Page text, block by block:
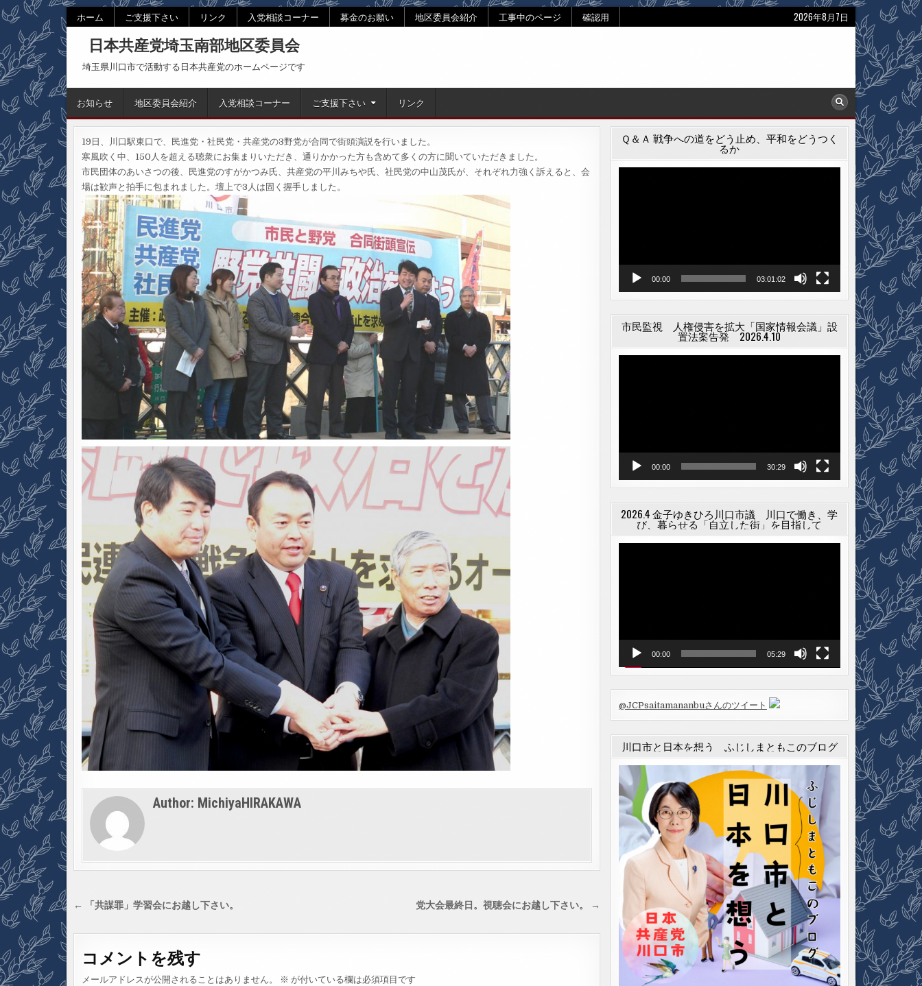
Skip
content
ホーム ご支援下さい リンク 入党相談コーナー 募金のお願い 地区委員会紹介 工事中のページ 確認用 2026年8月7日
日本共産党埼玉南部地区委員会
埼玉県川口市で活動する日本共産党のホームページです
お知らせ 地区委員会紹介 入党相談コーナー ご支援下さい リンク
19日、川口駅東口で、民進党・社民党・共産党の3野党が合同で街頭演説を行いました。
寒風吹く中、150人を超える聴衆にお集まりいただき、通りかかった方も含めて多くの方に聞いていただきました。
市民団体のあいさつの後、民進党のすがかつみ氏、共産党の平川みちや氏、社民党の中山茂氏が、それぞれ力強く訴えると、会
場は歓声と拍手に包まれました。壇上で3人は固く握手しました。
Author: MichiyaHIRAKAWA
投
ビ
党大会最終日。視聴会にお越し下さい。 →
← 「共謀罪」学習会にお越し下さい。
コメントを残す
メールアドレスが公開されることはありません。 ※ が付いている欄は必須項目です
Ｑ＆Ａ 戦争への道をどう止め、平和をどうつく
るか
00:00 03:01:02
市民監視 人権侵害を拡大「国家情報会議」設
置法案告発 2026.4.10
00:00 30:29
2026.4 金子ゆきひろ川口市議 川口で働き、学
び、暮らせる「自立した街」を目指して
00:00 05:29
@JCPsaitamananbuさんのツイート
川口市と日本を想う ふじしまともこのブログ